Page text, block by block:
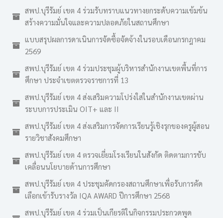
สพป.บุรีรัมย์ เขต 4 ร่วมรับทราบแนวทางยกระดับความเข้มข้น
สร้างความมั่นใจและความปลอดภัยในสถานศึกษา
แบบสรุปผลการดาเนินการจัดซื้อจัดจ้างในรอบเดือนกรกฎาคม
2569
สพป.บุรีรัมย์ เขต 4 ร่วมประชุมผู้บริหารสำนักงานเขตพื้นที่การ
ศึกษา ประจำเขตตรวจราชการที่ 13
สพป.บุรีรัมย์ เขต 4 ส่งเสริมความโปร่งใสในสำนักงานเขตผ่าน
ระบบการประเมิน OIT+ และ II
สพป.บุรีรัมย์ เขต 4 ส่งเสริมการจัดการเรียนรู้เชิงรุกของครูผู้สอน
รายวิชาสังคมศึกษา
สพป.บุรีรัมย์ เขต 4 ตรวจเยี่ยมโรงเรียนในสังกัด ติดตามการขับ
เคลื่อนนโยบายด้านการศึกษา
สพป.บุรีรัมย์ เขต 4 ประชุมคัดกรองสถานศึกษาเพื่อรับการคัด
เลือกเข้ารับรางวัล IQA AWARD ปีการศึกษา 2568
สพป.บุรีรัมย์ เขต 4 ร่วมเป็นเกียรติในกิจกรรมประกวดพูด